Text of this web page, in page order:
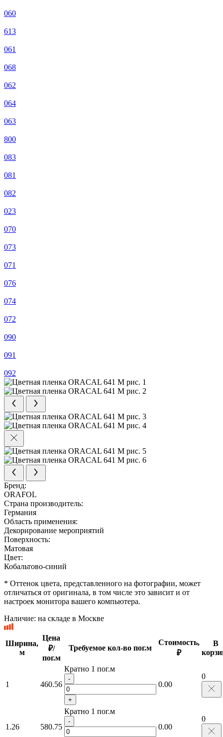
060
613
061
068
062
064
063
800
083
081
082
023
070
073
071
076
074
072
090
091
092
Бренд:
ORAFOL
Страна производитель:
Германия
Область применения:
Декорирование мероприятий
Поверхность:
Матовая
Цвет:
Кобальтово-синий
* Оттенок цвета, представленного на фотографии, может
отличаться от оригинала, в том числе это зависит и от
настроек монитора вашего компьютера.
Наличие: на складе в Москве
Ширина,
м
Цена
₽/
пог.м
Требуемое кол-во пог.м
Стоимость,
₽
В
1 460.56
Кратно 1 пог.м
-
+
0.00
0
1.26 580.75
Кратно 1 пог.м
-
0.00
0